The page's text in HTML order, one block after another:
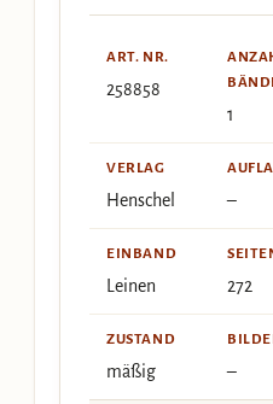
ART. NR.
258858
1
VERLAG
Henschel –
EINBAND
Leinen 272
ZUSTAND
mäßig –